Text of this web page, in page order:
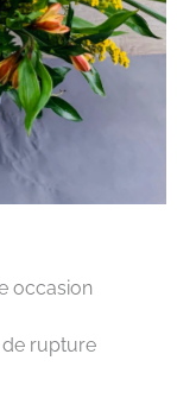
occasion
de rupture